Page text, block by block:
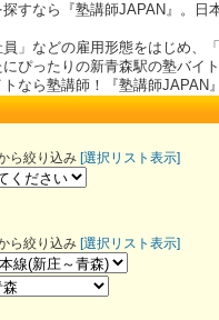
すなら『塾講師JAPAN』。
」などの雇用形態をはじめ
ぴったりの新青森駅の塾バイ
なら塾講師！『塾講師JAPAN
ら絞り込み [選択リスト表示]
ら絞り込み [選択リスト表示]